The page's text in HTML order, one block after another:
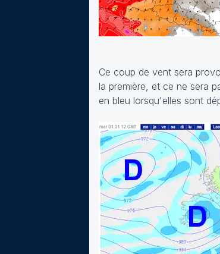
Ce coup de vent sera
la première, et ce ne sera
en bleu lorsqu'elles sont